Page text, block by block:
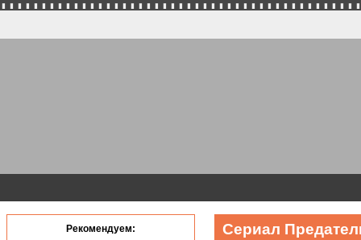
Сериал
Рекомендуем: